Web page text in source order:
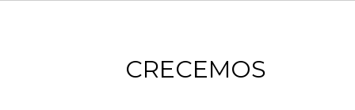
CRECEMOS